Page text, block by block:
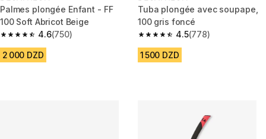
Palmes plongée Enfant - FF
100 Soft Abricot Beige
4.6
4.6 out of 5 stars from 750 reviews
(750)
2 000 DZD
Tuba plongée avec soupape,
100 gris foncé
4.5
4.5 out of 5 stars from 778
(778)
1 500 DZD